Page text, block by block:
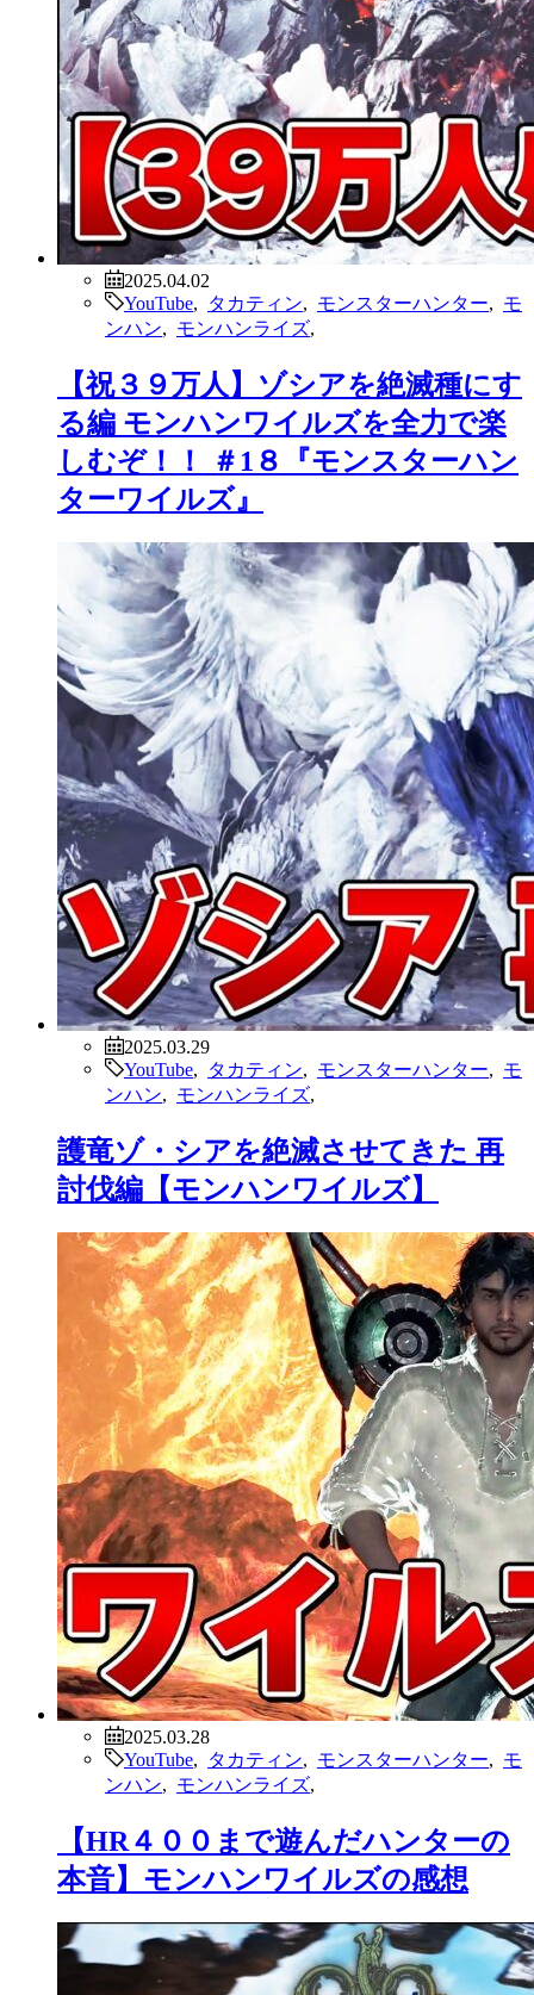
2025.04.02
YouTube
タカティン モンスターハンター
モ
ンハン
モンハンライズ
【祝３９万人】ゾシアを絶滅種にす
る編 モンハンワイルズを全力で楽
しむぞ！！ ＃1８『モンスターハン
ターワイルズ』
2025.03.29
YouTube
タカティン モンスターハンター
モ
ンハン
モンハンライズ
護竜ゾ・シアを絶滅させてきた 再
討伐編【モンハンワイルズ】
2025.03.28
YouTube
タカティン モンスターハンター
モ
ンハン
モンハンライズ
【HR４００まで遊んだハンターの
本音】モンハンワイルズの感想